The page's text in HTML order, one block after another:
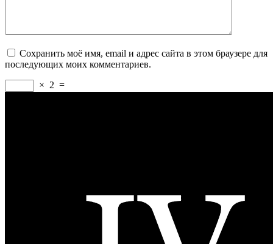
Сохранить моё имя, email и адрес сайта в этом браузере для
последующих моих комментариев.
× 2 =